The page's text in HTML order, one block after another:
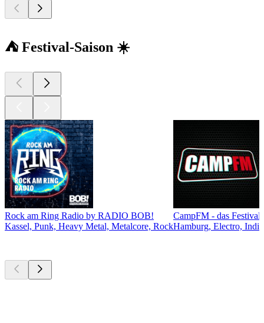
⛺ Festival-Saison ☀️
Rock am Ring Radio by RADIO BOB!
Kassel, Punk, Heavy Metal, Metalcore, Rock
CampFM - das
Hamburg, Electro,